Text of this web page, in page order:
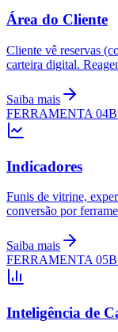
Área do Cliente
Cliente vê reservas
carteira digital.
Saiba mais
FERRAMENTA 04
Indicadores
Funis de vitrine,
conversão por
Saiba mais
FERRAMENTA 05
Inteligência de